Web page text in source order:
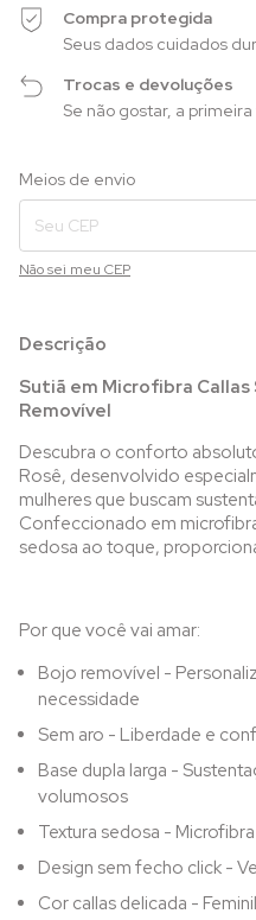
Compra protegida
Seus dados cuidados
Trocas e devoluções
Se não gostar, a primeira
Entregas para o CEP:
Meios de envio
Não sei meu CEP
Descrição
Sutiã em Microfibra Callas
Removível
Descubra o conforto
Rosê, desenvolvido
mulheres que buscam
Confeccionado em
sedosa ao toque,
Por que você vai amar:
Bojo removível -
necessidade
Sem aro - Liberdade e
Base dupla larga -
volumosos
Textura sedosa -
Design sem fecho click -
Cor callas delicada -